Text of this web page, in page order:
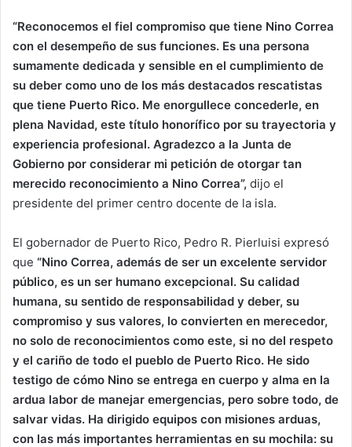
“Reconocemos el fiel compromiso que tiene Nino Correa
con el desempeño de sus funciones. Es una persona
sumamente dedicada y sensible en el cumplimiento de
su deber como uno de los más destacados rescatistas
que tiene Puerto Rico. Me enorgullece concederle, en
plena Navidad, este título honorífico por su trayectoria y
experiencia profesional. Agradezco a la Junta de
Gobierno por considerar mi petición de otorgar tan
merecido reconocimiento a Nino Correa”, dijo el
presidente del primer centro docente de la isla.
El gobernador de Puerto Rico, Pedro R. Pierluisi expresó
que “Nino Correa, además de ser un excelente servidor
público, es un ser humano excepcional. Su calidad
humana, su sentido de responsabilidad y deber, su
compromiso y sus valores, lo convierten en merecedor,
no solo de reconocimientos como este, si no del respeto
y el cariño de todo el pueblo de Puerto Rico. He sido
testigo de cómo Nino se entrega en cuerpo y alma en la
ardua labor de manejar emergencias, pero sobre todo, de
salvar vidas. Ha dirigido equipos con misiones arduas,
con las más importantes herramientas en su mochila: su